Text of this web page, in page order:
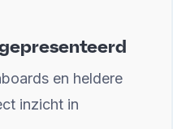
en heldere
inzicht in